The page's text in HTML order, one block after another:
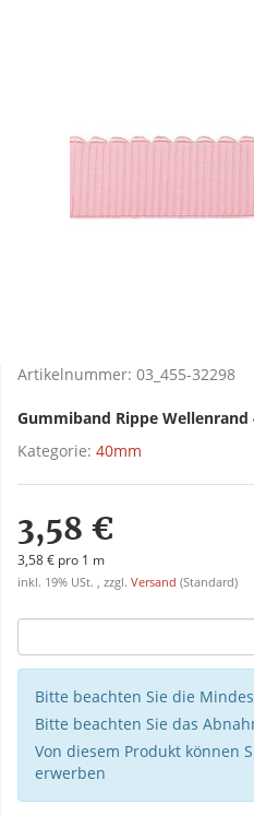
Artikelnummer: 03_455-32298
Gummiband Rippe Wellenrand
Kategorie: 40mm
3,58 €
3,58 € pro 1 m
inkl. 19% USt. , zzgl. Versand (Standard)
Bitte beachten Sie die
Bitte beachten Sie das
Von diesem Produkt können
erwerben